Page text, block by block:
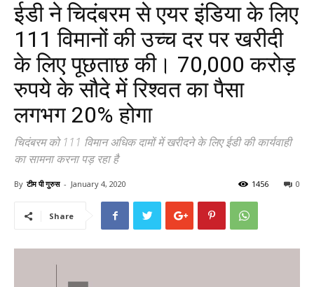
ईडी ने चिदंबरम से एयर इंडिया के लिए
111 विमानों की उच्च दर पर खरीदी
के लिए पूछताछ की। 70,000 करोड़
रुपये के सौदे में रिश्वत का पैसा
लगभग 20% होगा
चिदंबरम को 111 विमान अधिक दामों में खरीदने के लिए ईडी की कार्यवाही
का सामना करना पड़ रहा है
By टीम पी गुरुस - January 4, 2020 0
1456
Share